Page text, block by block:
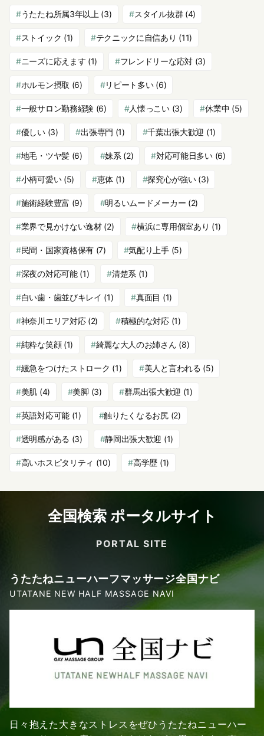
うたたね所属3年以上 (3) スタイル抜群(4)
ストイック (1) テクニックに自信あり (11)
ニーズに応えます (1) フレンドリーな応対(3)
ホルモン摂取 (6) リピート多い(6)
一般サロン勤務経験 (6) 人懐っこい(3) 休業中 (5)
優しい(3) 出張専門 (1) 千葉出張大歓迎 (1)
地毛・ツヤ髪(6) 妹系 (2) 対応可能日多い(6)
小柄可愛い(5) 恵体(1) 探究心が強い(3)
施術経験豊富 (9) 明るいムードメーカー (2)
業界で見かけない逸材(2) 横浜に専用個室あり (1)
民間・国家資格保有 (7) 気配り上手(5)
深夜の対応可能(1) 清楚系 (1)
白い歯・歯並びキレイ (1) 真面目 (1)
神奈川エリア対応(2) 積極的な対応(1)
純粋な笑顔(1) 綺麗な大人のお姉さん (8)
緩急をつけたストローク (1) 美人と言われる (5)
美肌 (4) 美脚 (3) 群馬出張大歓迎 (1)
英語対応可能(1) 触りたくなるお尻(2)
透明感がある (3) 静岡出張大歓迎 (1)
高いホスピタリティ (10) 高学歴 (1)
全国検索 ポータルサイト
PORTAL SITE
うたたねニューハーフマッサージ全国ナビ
UTATANE NEW HALF MASSAGE NAVI
日々抱えた大きなストレスをぜひうたたねニューハー